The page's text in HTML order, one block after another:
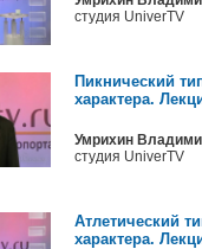
студия UniverTV
Пикнический
характера.
Умрихин
студия UniverTV
Атлетический
характера.